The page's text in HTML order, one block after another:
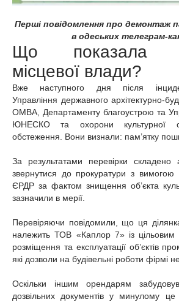
Перші повідомлення про демонтаж
в одеських телеграм-
Що показала
місцевої влади?
Вже наступного дня після
Управління державного архітектурно-
ОМВА, Департаменту благоустрою та
ЮНЕСКО та охорони культурної
обстеження. Вони визнали: пам’ятку
За результатами перевірки складено
звернутися до прокуратури з вимогою
ЄРДР за фактом знищення об’єкта
зазначили в мерії.
Перевіряючи повідомили, що ця
належить ТОВ «Каплор 7» із
розміщення та експлуатації об’єктів
які дозволи на будівельні роботи фірмі
Оскільки іншим орендарям
дозвільних документів у минулому